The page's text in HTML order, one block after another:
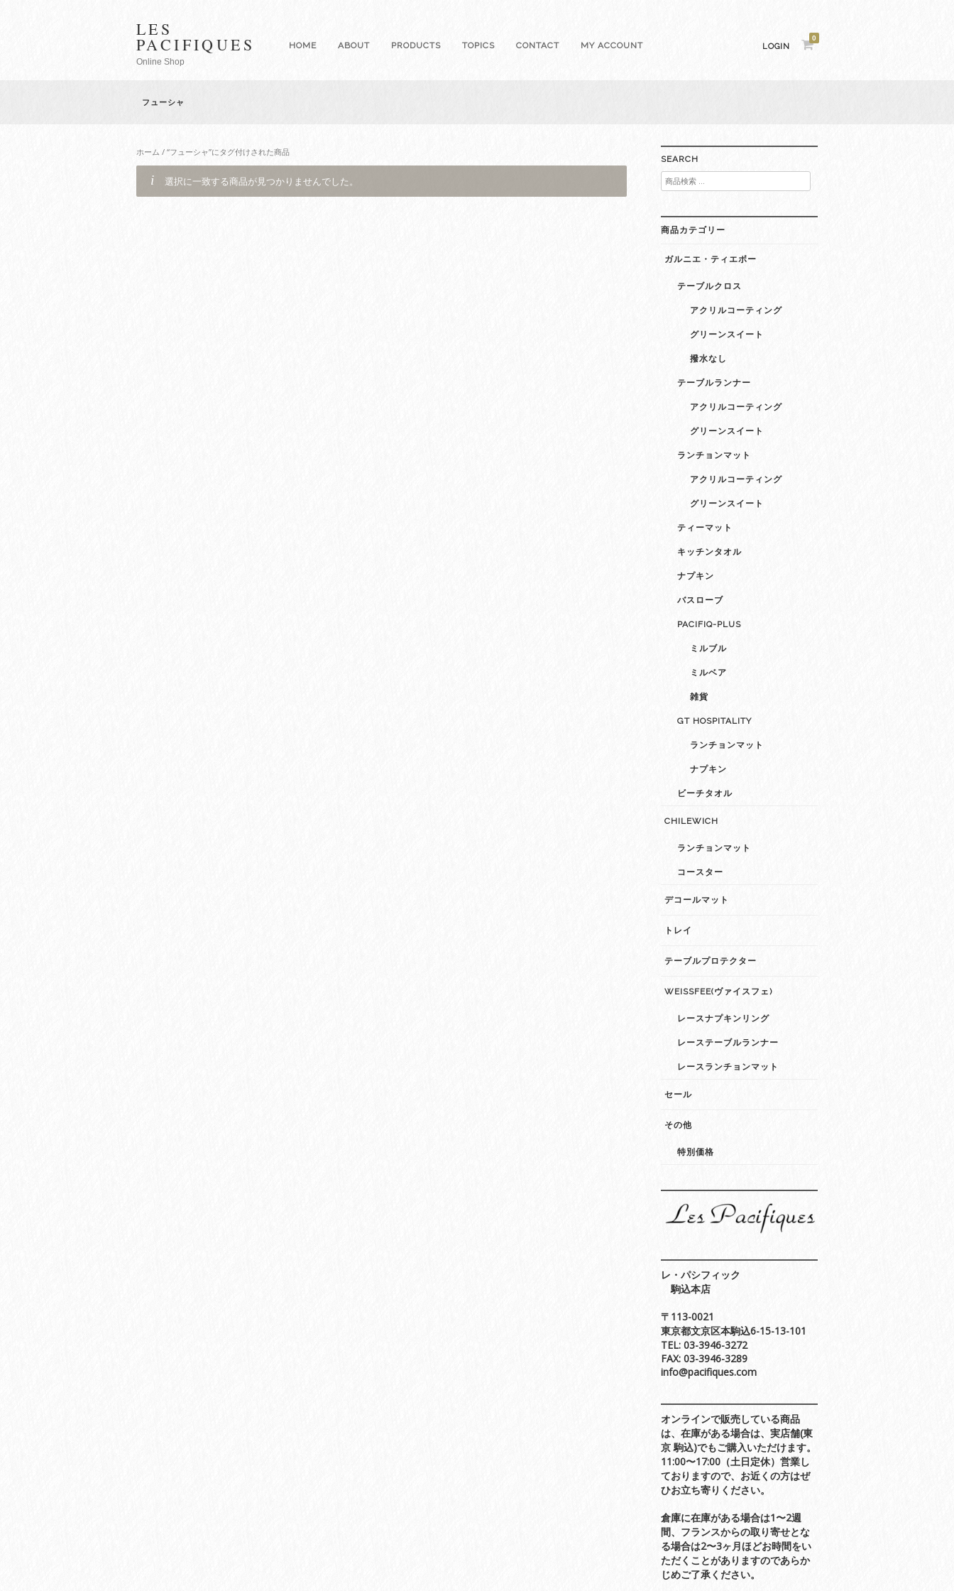
LES
PACIFIQUES
Online Shop
HOME ABOUT PRODUCTS TOPICS CONTACT MY ACCOUNT LOGIN
0
フューシャ
ホーム / “フューシャ”にタグ付けされた商品
選択に一致する商品が見つかりませんでした。
SEARCH
検
索
象:
商品カテゴリー
ガルニエ・ティエボー
テーブルクロス
アクリルコーティング
グリーンスイート
撥水なし
テーブルランナー
アクリルコーティング
グリーンスイート
ランチョンマット
アクリルコーティング
グリーンスイート
ティーマット
キッチンタオル
ナプキン
バスローブ
PACIFIQ-PLUS
ミルブル
ミルベア
雑貨
GT HOSPITALITY
ランチョンマット
ナプキン
ビーチタオル
CHILEWICH
ランチョンマット
コースター
デコールマット
トレイ
テーブルプロテクター
WEISSFEE(ヴァイスフェ)
レースナプキンリング
レーステーブルランナー
レースランチョンマット
セール
その他
特別価格
レ・パシフィック
駒込本店
〒113-0021
東京都文京区本駒込6-15-13-101
TEL: 03-3946-3272
FAX: 03-3946-3289
info@pacifiques.com
オンラインで販売している商品
は、在庫がある場合は、実店舗(東
京 駒込)でもご購入いただけます。
11:00〜17:00（土日定休）営業し
ておりますので、お近くの方はぜ
ひお立ち寄りください。
倉庫に在庫がある場合は1〜2週
間、フランスからの取り寄せとな
る場合は2〜3ヶ月ほどお時間をい
ただくことがありますのであらか
じめご了承ください。